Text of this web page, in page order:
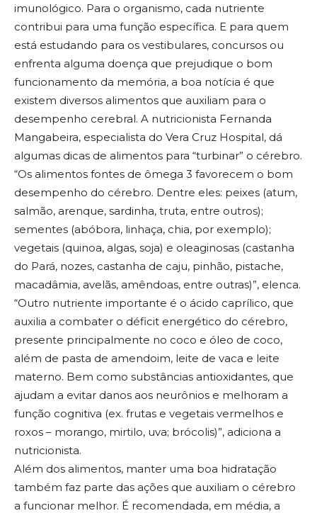
imunológico. Para o organismo, cada nutriente
contribui para uma função específica. E para quem
está estudando para os vestibulares, concursos ou
enfrenta alguma doença que prejudique o bom
funcionamento da memória, a boa notícia é que
existem diversos alimentos que auxiliam para o
desempenho cerebral. A nutricionista Fernanda
Mangabeira, especialista do Vera Cruz Hospital, dá
algumas dicas de alimentos para “turbinar” o cérebro.
“Os alimentos fontes de ômega 3 favorecem o bom
desempenho do cérebro. Dentre eles: peixes (atum,
salmão, arenque, sardinha, truta, entre outros);
sementes (abóbora, linhaça, chia, por exemplo);
vegetais (quinoa, algas, soja) e oleaginosas (castanha
do Pará, nozes, castanha de caju, pinhão, pistache,
macadâmia, avelãs, amêndoas, entre outras)”, elenca.
“Outro nutriente importante é o ácido caprílico, que
auxilia a combater o déficit energético do cérebro,
presente principalmente no coco e óleo de coco,
além de pasta de amendoim, leite de vaca e leite
materno. Bem como substâncias antioxidantes, que
ajudam a evitar danos aos neurônios e melhoram a
função cognitiva (ex. frutas e vegetais vermelhos e
roxos – morango, mirtilo, uva; brócolis)”, adiciona a
nutricionista.
Além dos alimentos, manter uma boa hidratação
também faz parte das ações que auxiliam o cérebro
a funcionar melhor. É recomendada, em média, a